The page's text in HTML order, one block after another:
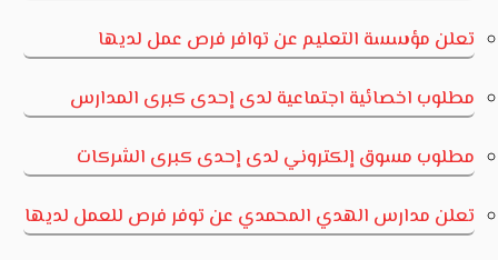
تعلن مؤسسة التعليم عن توافر فرص عمل لديها
مطلوب اخصائية اجتماعية لدى إحدى كبرى المدارس
مطلوب مسوق إلكتروني لدى إحدى كبرى الشركات
تعلن مدارس الهدي المحمدي عن توفر فرص للعمل لديها